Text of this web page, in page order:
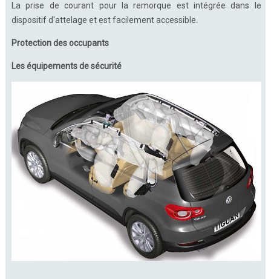
La prise de courant pour la remorque est intégrée dans le
dispositif d'attelage et est facilement accessible.
Protection des occupants
Les équipements de sécurité